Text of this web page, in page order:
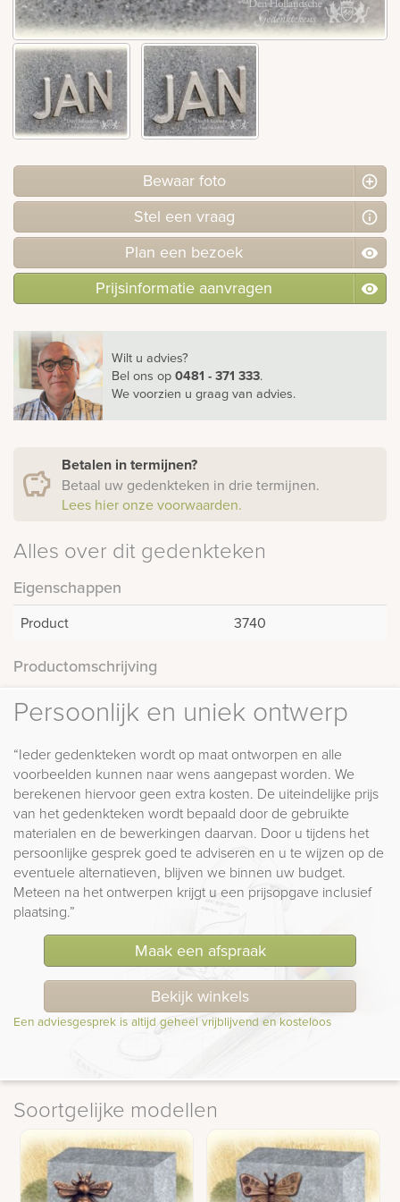
Bewaar foto
Stel een vraag
Plan een bezoek
Prijsinformatie aanvragen
Wilt u advies?
Bel ons op0481 - 371 333.
We voorzien u graag van advies.
Betalen in termijnen?
Betaal uw gedenkteken in drie termijnen.
Lees hier onze voorwaarden.
Alles over dit gedenkteken
Eigenschappen
Product 3740
Productomschrijving
Persoonlijk en uniek ontwerp
“Ieder gedenkteken wordt op maat ontworpen en alle
voorbeelden kunnen naar wens aangepast worden. We
berekenen hiervoor geen extra kosten. De uiteindelijke prijs
van het gedenkteken wordt bepaald door de gebruikte
materialen en de bewerkingen daarvan. Door u tijdens het
persoonlijke gesprek goed te adviseren en u te wijzen op de
eventuele alternatieven, blijven we binnen uw budget.
Meteen na het ontwerpen krijgt u een prijsopgave inclusief
plaatsing.”
Maak een afspraak
Bekijk winkels
Een adviesgesprek is altijd geheel vrijblijvend en kosteloos
Soortgelijke modellen